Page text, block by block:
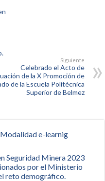
Siguiente
Celebrado el Acto de
de la X Promoción de
de la Escuela Politécnica
Superior de Belmez
e-learnig
Seguridad Minera 2023
por el Ministerio
reto demográfico.